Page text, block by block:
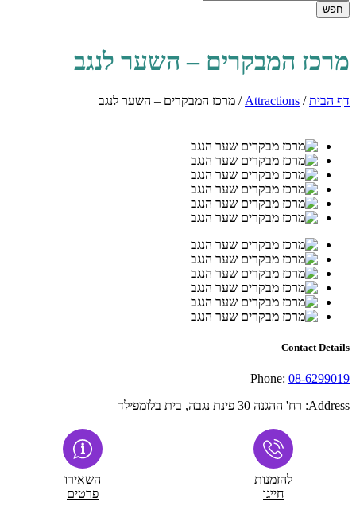
חפש
מרכז המבקרים – השער לנגב
דף הבית/
Attractions
/ מרכז המבקרים – השער לנגב
Contact Details
Phone: 08-6299019
Address: רח' ההגנה 30 פינת נגבה, בית בלומפילד
להזמנות
חייגו
השאירו
פרטים